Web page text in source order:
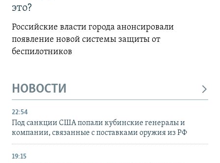
это?
Российские власти города анонсировали
появление новой системы защиты от
беспилотников
НОВОСТИ
22:54
Под санкции США попали кубинские генералы и
компании, связанные с поставками оружия из РФ
19:15